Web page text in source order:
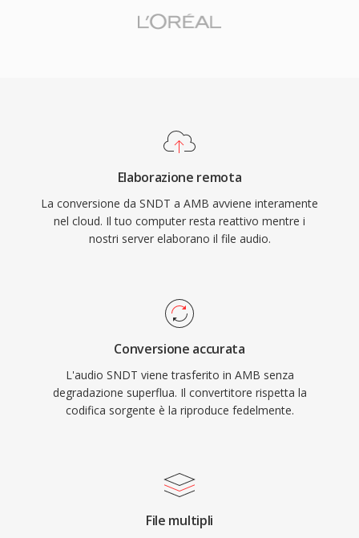
Elaborazione remota
La conversione da SNDT a AMB avviene interamente
nel cloud. Il tuo computer resta reattivo mentre i
nostri server elaborano il file audio.
Conversione accurata
L'audio SNDT viene trasferito in AMB senza
degradazione superflua. Il convertitore rispetta la
codifica sorgente è la riproduce fedelmente.
File multipli